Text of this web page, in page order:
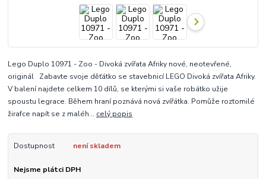
Lego Duplo 10971 - Zoo - Divoká zvířata Afriky nové, neotevřené,
originál Zabavte svoje děťátko se stavebnicí LEGO Divoká zvířata Afriky.
V balení najdete celkem 10 dílů, se kterými si vaše robátko užije
spoustu legrace. Během hraní poznává nová zvířátka. Pomůže roztomilé
žirafce napít se z maléh... celý popis
Dostupnost není skladem
Nejsme plátci DPH